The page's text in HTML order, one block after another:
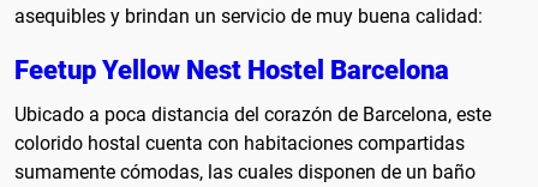
asequibles y brindan un servicio de muy buena calidad:
Feetup Yellow Nest Hostel Barcelona
Ubicado a poca distancia del corazón de Barcelona, este
colorido hostal cuenta con habitaciones compartidas
sumamente cómodas, las cuales disponen de un baño